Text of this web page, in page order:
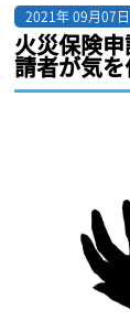
2021年 09月07日
火災保険
請者が気